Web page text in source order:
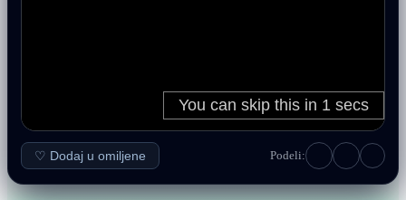
♡ Dodaj u omiljene Podeli: